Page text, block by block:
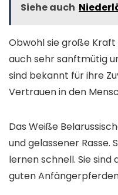
Siehe auch
Obwohl sie große Kraft
auch sehr sanftmütig
sind bekannt für ihre
Vertrauen in den
Das Weiße
und gelassener Rasse.
lernen schnell. Sie sind
guten